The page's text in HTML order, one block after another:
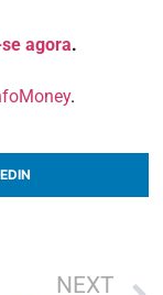
agora.
.
NEXT